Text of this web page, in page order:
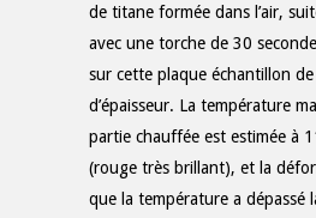
de titane formée dans l’air,
avec une torche de 30
sur cette plaque échantillon de
d’épaisseur. La température
partie chauffée est estimée à
(rouge très brillant), et la
que la température a dépassé